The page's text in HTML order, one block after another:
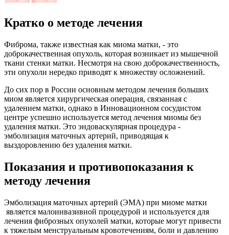
Кратко о методе лечения
Фиброма, также известная как миома матки, - это
доброкачественная опухоль, которая возникает из мышечной
ткани стенки матки. Несмотря на свою доброкачественность,
эти опухоли нередко приводят к множеству осложнений.
До сих пор в России основным методом лечения больших
миом является хирургическая операция, связанная с
удалением матки, однако в Инновационном сосудистом
центре успешно используется метод лечения миомы без
удаления матки. Это эндоваскулярная процедура -
эмболизация маточных артерий, приводящая к
выздоровлению без удаления матки.
Показания и противопоказания к
методу лечения
Эмболизация маточных артерий (ЭМА) при миоме матки
является малоинвазивной процедурой и используется для
лечения фиброзных опухолей матки, которые могут привести
к тяжелым менструальным кровотечениям, боли и давлению